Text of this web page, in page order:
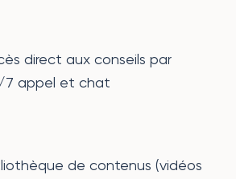
direct aux conseils par
7 appel et chat
de contenus (vidéos